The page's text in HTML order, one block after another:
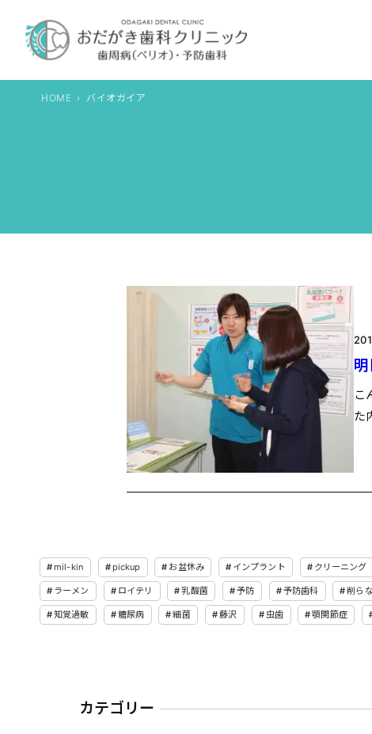
ス
HOME バイオガイア
こ
た
mil-kin pickup お盆休み インプラント クリーニング
ラーメン ロイテリ 乳酸菌 予防 予防歯科 削ら
知覚過敏 糖尿病 細菌 藤沢 虫歯 顎関節症
カテゴリー